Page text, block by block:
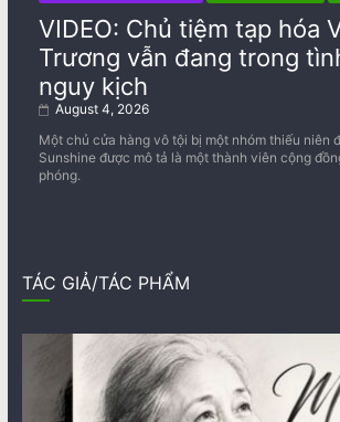
VIDEO: Chủ tiệm tạp hóa
Trương vẫn đang trong
nguy kịch
August 4, 2026
Một chủ cửa hàng vô tội bị một nhóm thiếu niên
Sunshine được mô tả là một thành viên cộng
phóng.
TÁC GIẢ/TÁC PHẨM